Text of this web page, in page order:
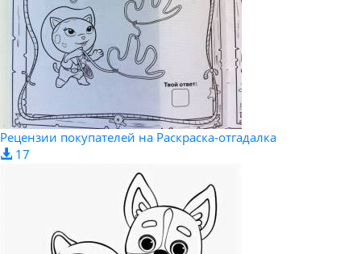
Рецензии покупателей на Раскраска-отгадалка
17